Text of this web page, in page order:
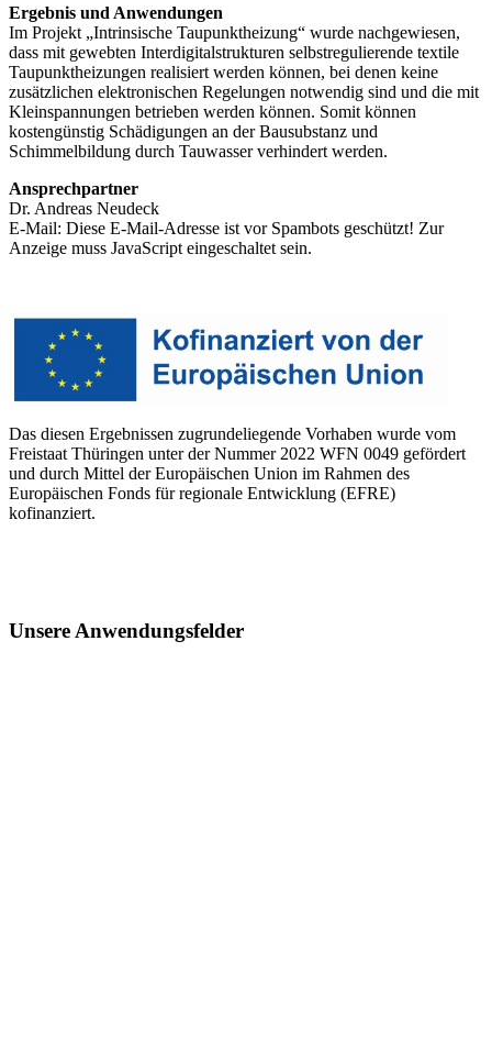
Ergebnis und Anwendungen
Im Projekt „Intrinsische Taupunktheizung“ wurde nachgewiesen,
dass mit gewebten Interdigitalstrukturen selbstregulierende textile
Taupunktheizungen realisiert werden können, bei denen keine
zusätzlichen elektronischen Regelungen notwendig sind und die mit
Kleinspannungen betrieben werden können. Somit können
kostengünstig Schädigungen an der Bausubstanz und
Schimmelbildung durch Tauwasser verhindert werden.
Ansprechpartner
Dr. Andreas Neudeck
E-Mail: Diese E-Mail-Adresse ist vor Spambots geschützt! Zur
Anzeige muss JavaScript eingeschaltet sein.
Das diesen Ergebnissen zugrundeliegende Vorhaben wurde vom
Freistaat Thüringen unter der Nummer 2022 WFN 0049 gefördert
und durch Mittel der Europäischen Union im Rahmen des
Europäischen Fonds für regionale Entwicklung (EFRE)
kofinanziert.
Unsere Anwendungsfelder